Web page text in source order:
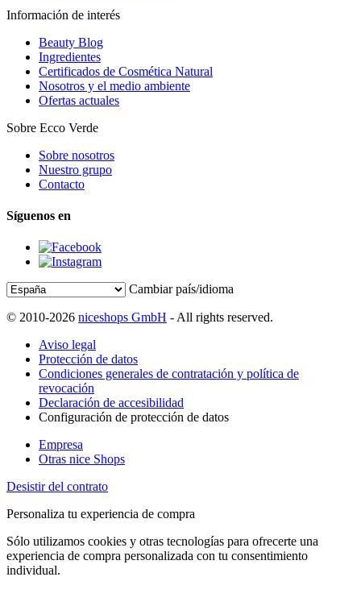
Información de interés
Beauty Blog
Ingredientes
Certificados de Cosmética Natural
Nosotros y el medio ambiente
Ofertas actuales
Sobre Ecco Verde
Sobre nosotros
Nuestro grupo
Contacto
Síguenos en
Cambiar país/idioma
© 2010-2026 niceshops GmbH - All rights reserved.
Aviso legal
Protección de datos
Condiciones generales de contratación y política de
revocación
Declaración de accesibilidad
Configuración de protección de datos
Empresa
Otras nice Shops
Desistir del contrato
Personaliza tu experiencia de compra
Sólo utilizamos cookies y otras tecnologías para ofrecerte una
experiencia de compra personalizada con tu consentimiento
individual.